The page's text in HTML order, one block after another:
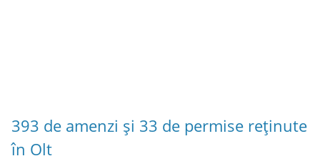
393 de amenzi și 33 de permise reținute
în Olt